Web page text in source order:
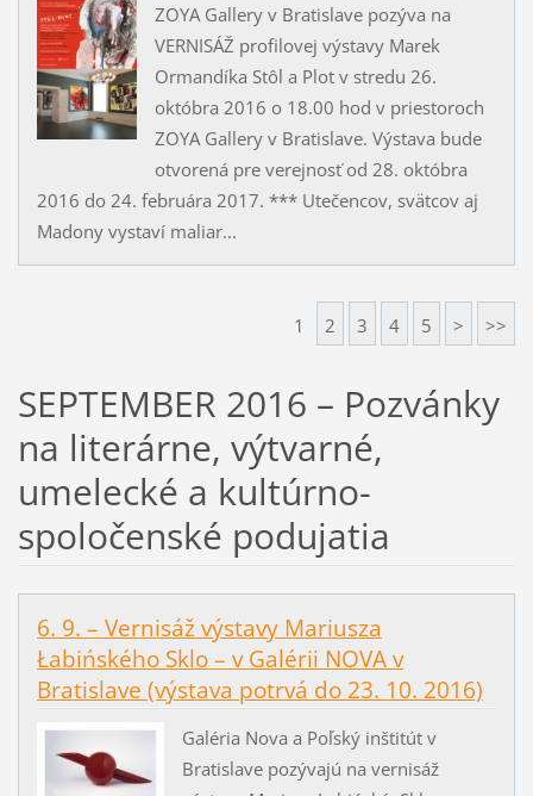
ZOYA Gallery v Bratislave pozýva na
VERNISÁŽ profilovej výstavy Marek
Ormandíka Stôl a Plot v stredu 26.
októbra 2016 o 18.00 hod v priestoroch
ZOYA Gallery v Bratislave. Výstava bude
otvorená pre verejnosť od 28. októbra
2016 do 24. februára 2017. *** Utečencov, svätcov aj
Madony vystaví maliar...
1 2 3 4 5 > >>
SEPTEMBER 2016 – Pozvánky
na literárne, výtvarné,
umelecké a kultúrno-
spoločenské podujatia
6. 9. – Vernisáž výstavy Mariusza
Łabińského Sklo – v Galérii NOVA v
Bratislave (výstava potrvá do 23. 10. 2016)
Galéria Nova a Poľský inštitút v
Bratislave pozývajú na vernisáž